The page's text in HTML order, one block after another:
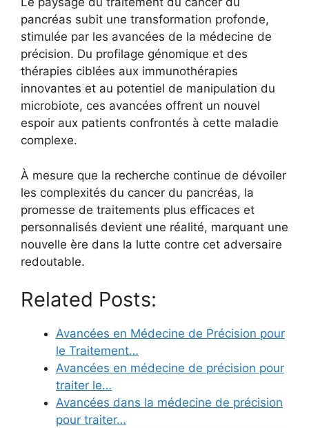
pancréas subit une transformation profonde,
stimulée par les avancées de la médecine de
précision. Du profilage génomique et des
thérapies ciblées aux immunothérapies
innovantes et au potentiel de manipulation du
microbiote, ces avancées offrent un nouvel
espoir aux patients confrontés à cette maladie
complexe.
À mesure que la recherche continue de dévoiler
les complexités du cancer du pancréas, la
promesse de traitements plus efficaces et
personnalisés devient une réalité, marquant une
nouvelle ère dans la lutte contre cet adversaire
redoutable.
Related Posts:
Avancées en Médecine de Précision pour
le Traitement…
Avancées en médecine de précision pour
traiter le…
Avancées dans la médecine de précision
pour traiter…